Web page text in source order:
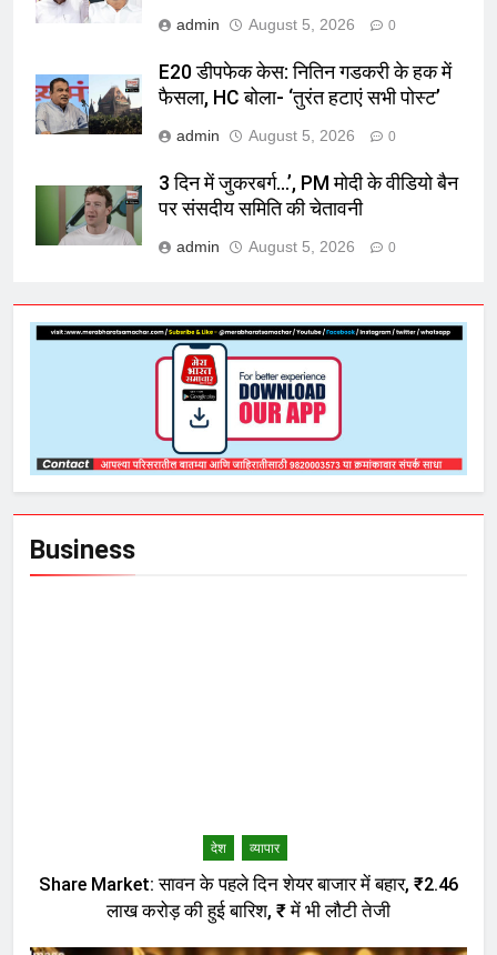
admin August 5, 2026 0
E20 डीपफेक केस: नितिन गडकरी के हक में
फैसला, HC बोला- ‘तुरंत हटाएं सभी पोस्ट’
admin August 5, 2026 0
3 दिन में जुकरबर्ग…’, PM मोदी के वीडियो बैन
पर संसदीय समिति की चेतावनी
admin August 5, 2026 0
Business
देश व्यापार
Share Market: सावन के पहले दिन शेयर बाजार में बहार, ₹2.46
लाख करोड़ की हुई बारिश, ₹ में भी लौटी तेजी